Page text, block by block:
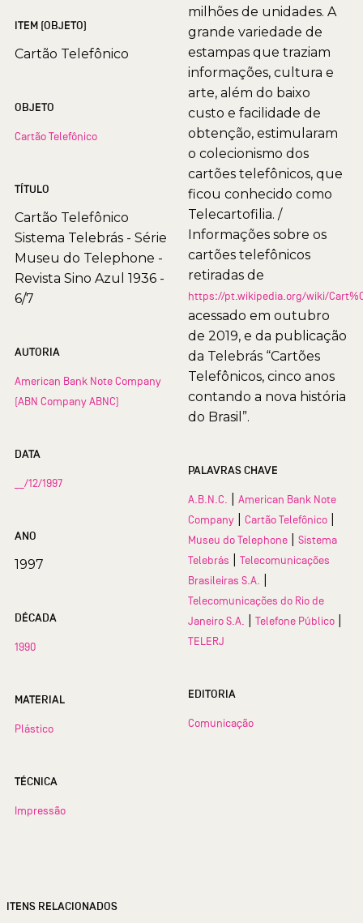
ITEM (OBJETO)
Cartão Telefônico
OBJETO
Cartão Telefônico
TÍTULO
Cartão Telefônico
Sistema Telebrás - Série
Museu do Telephone -
Revista Sino Azul 1936 -
6/7
AUTORIA
American Bank Note Company
(ABN Company ABNC)
DATA
__/12/1997
ANO
1997
DÉCADA
1990
MATERIAL
Plástico
TÉCNICA
Impressão
milhões de unidades. A
grande variedade de
estampas que traziam
informações, cultura e
arte, além do baixo
custo e facilidade de
obtenção, estimularam
o colecionismo dos
cartões telefônicos, que
ficou conhecido como
Telecartofilia. /
Informações sobre os
cartões telefônicos
retiradas de
https://pt.wikipedia.org/wiki/
acessado em outubro
de 2019, e da publicação
da Telebrás “Cartões
Telefônicos, cinco anos
contando a nova história
do Brasil”.
PALAVRAS CHAVE
A.B.N.C.
American Bank Note
Company
Cartão Telefônico
Museu do Telephone
Sistema
Telebrás
Telecomunicações
Brasileiras S.A.
Telecomunicações do Rio de
Janeiro S.A.
Telefone Público
TELERJ
EDITORIA
Comunicação
ITENS RELACIONADOS